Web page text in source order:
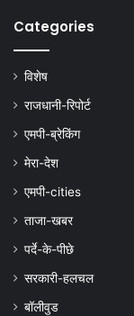
Categories
विशेष
राजधानी-रिपोर्ट
एमपी-ब्रेकिंग
मेरा-देश
एमपी-cities
ताजा-खबर
पर्दे-के-पीछे
सरकारी-हलचल
बॉलीवुड